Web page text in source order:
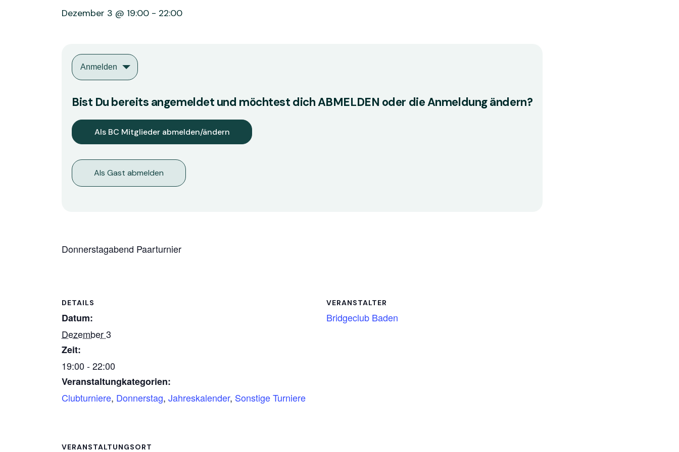
Dezember 3 @ 19:00 - 22:00
Anmelden
Bist Du bereits angemeldet und möchtest dich ABMELDEN oder die Anmeldung ändern?
Als Gast abmelden
Donnerstagabend Paarturnier
DETAILS
Datum:
Dezember 3
Zeit:
19:00 - 22:00
Veranstaltungkategorien:
Clubturniere, Donnerstag, Jahreskalender, Sonstige Turniere
VERANSTALTER
Bridgeclub Baden
VERANSTALTUNGSORT